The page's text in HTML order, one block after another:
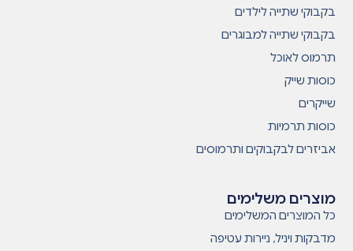
מוצרים משלימים
כל המוצרים המשלימים
מדבקות ויניל, ניירות עטיפה
בקבוקי שתייה לילדים
בקבוקי שתייה למבוגרים
תרמוס לאוכל
כוסות שייק
שייקרים
כוסות תרמיות
אביזרים לבקבוקים ותרמוסים